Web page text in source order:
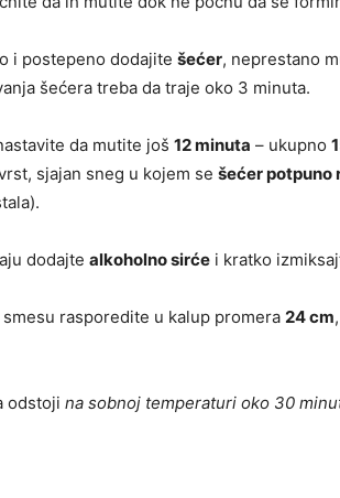
i postepeno dodajite šećer, neprestano
šećera treba da traje oko 3 minuta.
da mutite još 12 minuta – ukupno
sjajan sneg u kojem se šećer potpuno
dodajte alkoholno sirće i kratko
rasporedite u kalup promera 24 cm
odstoji na sobnoj temperaturi oko 30